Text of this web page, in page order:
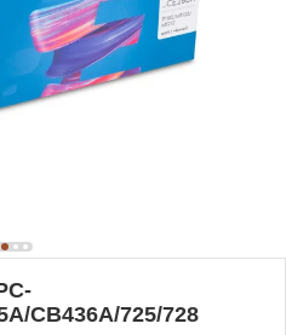
CB436A/725/728